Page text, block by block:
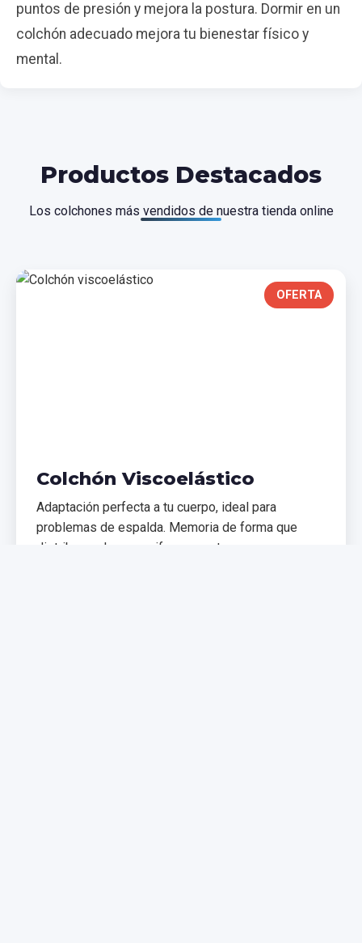
puntos de presión y mejora la postura. Dormir en un
colchón adecuado mejora tu bienestar físico y
mental.
Productos Destacados
Los colchones más vendidos de nuestra tienda online
OFERTA
Colchón Viscoelástico
Adaptación perfecta a tu cuerpo, ideal para
problemas de espalda. Memoria de forma que
distribuye el peso uniformemente.